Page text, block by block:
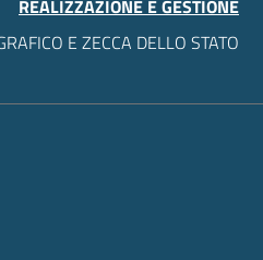
REALIZZAZIONE E GESTIONE
E ZECCA DELLO STATO